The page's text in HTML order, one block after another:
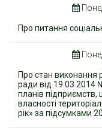
Про питання
Про стан виконання
ради від 19.03.2014
планів
власності
рік» за підсумками